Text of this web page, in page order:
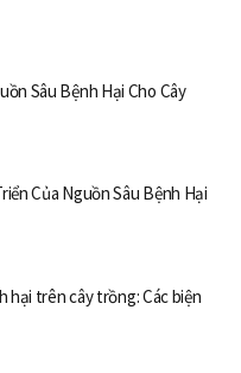
Sâu Bệnh Hại Cho Cây
Của Nguồn Sâu Bệnh Hại
hại trên cây trồng: Các biện